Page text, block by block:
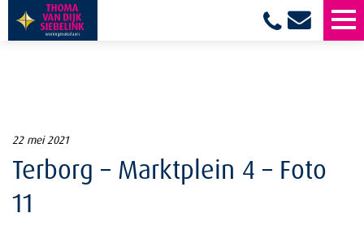
22 mei 2021
Terborg – Marktplein 4 – Foto
11